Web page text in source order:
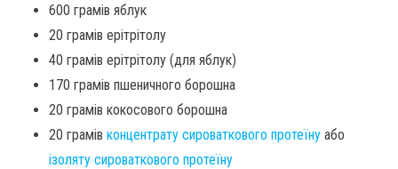
600 грамів яблук
20 грамів ерітрітолу
40 грамів ерітрітолу (для яблук)
170 грамів пшеничного борошна
20 грамів кокосового борошна
20 грамів концентрату сироваткового протеїну або
ізоляту сироваткового протеїну